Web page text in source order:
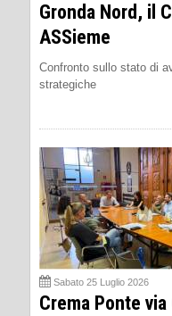
Gronda Nord, il
ASSieme
Confronto sullo stato di
strategiche
Sabato 25 Luglio 2026
Crema Ponte